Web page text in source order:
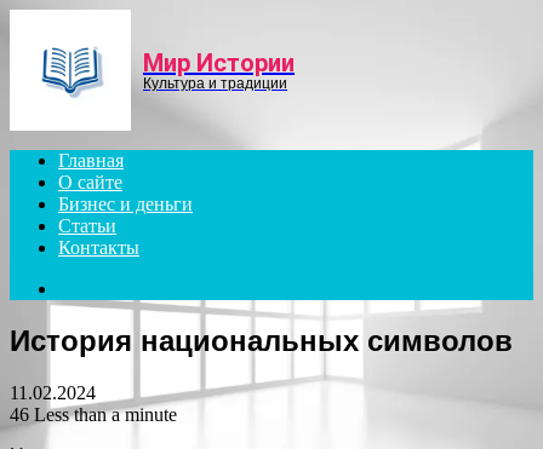
Мир Истории
Культура и традиции
Главная
О сайте
Бизнес и деньги
Статьи
Контакты
for
История национальных символов
11.02.2024
46 Less than a minute